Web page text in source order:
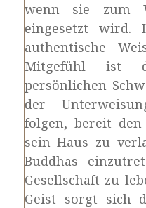
wenn sie zum
eingesetzt wird.
authentische
Mitgefühl ist
persönlichen
der
folgen, bereit
sein Haus zu
Buddhas
Gesellschaft zu
Geist sorgt sich